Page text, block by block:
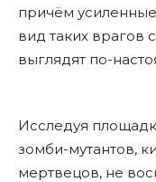
причём
вид таких врагов
выглядят по-
Исследуя
зомби-мутантов,
мертвецов, не